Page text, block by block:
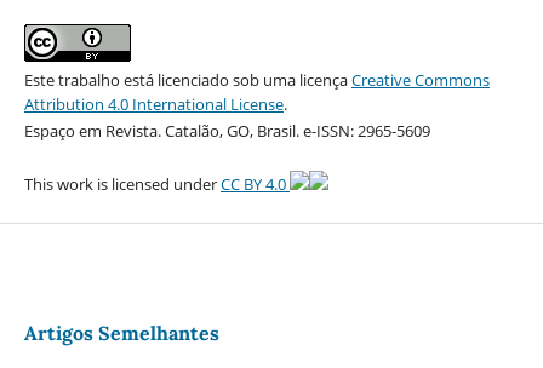
Este trabalho está licenciado sob uma licençaCreative Commons
Attribution 4.0 International License.
Espaço em Revista. Catalão, GO, Brasil. e-ISSN: 2965-5609
This work is licensed underCC BY 4.0
Artigos Semelhantes